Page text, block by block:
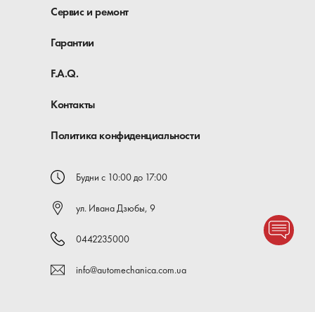
Сервис и ремонт
Гарантии
F.A.Q.
Контакты
Политика конфиденциальности
Будни с 10:00 до 17:00
ул. Ивана Дзюбы, 9
0442235000
info@automechanica.com.ua